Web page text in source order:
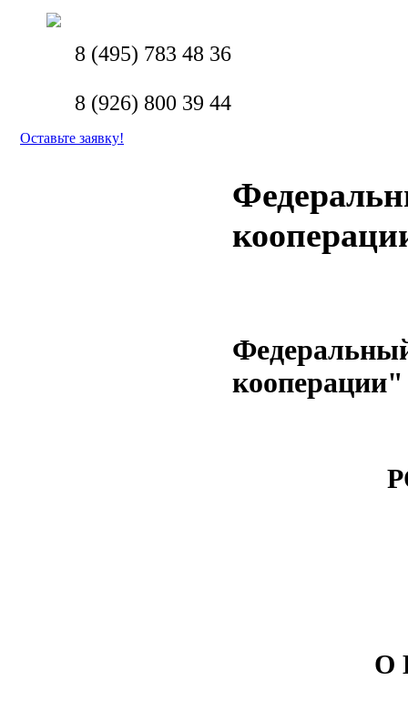
8 (495) 783 48 36
8 (926) 800 39 44
Оставьте заявку!
кооперации"
О